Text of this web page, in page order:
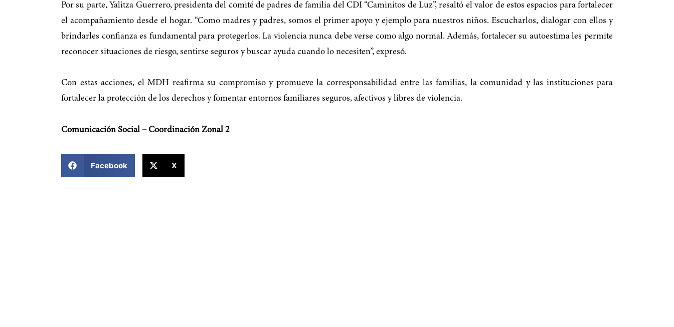
Por su parte, Yalitza Guerrero, presidenta del comité de padres de familia del CDI “Caminitos de Luz”, resaltó el valor de estos espacios para fortalecer
el acompañamiento desde el hogar. “Como madres y padres, somos el primer apoyo y ejemplo para nuestros niños. Escucharlos, dialogar con ellos y
brindarles confianza es fundamental para protegerlos. La violencia nunca debe verse como algo normal. Además, fortalecer su autoestima les permite
reconocer situaciones de riesgo, sentirse seguros y buscar ayuda cuando lo necesiten”, expresó.
Con estas acciones, el MDH reafirma su compromiso y promueve la corresponsabilidad entre las familias, la comunidad y las instituciones para
fortalecer la protección de los derechos y fomentar entornos familiares seguros, afectivos y libres de violencia.
Comunicación Social – Coordinación Zonal 2
Facebook X